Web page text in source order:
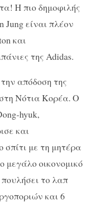
Η πιο δημοφιλής
Jung είναι πλέον
και
της Adidas.
απόδοση της
Νότια Κορέα. Ο
hyuk,
και
σπίτι με τη μητέρα
μεγάλο οικονομικό
το λαπ
και 6